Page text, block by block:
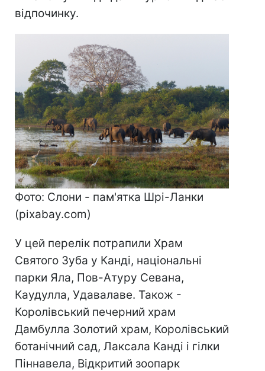
відпочинку.
Фото: Слони - пам'ятка Шрі-Ланки
(pixabay.com)
У цей перелік потрапили Храм
Святого Зуба у Канді, національні
парки Яла, Пов-Атуру Севана,
Каудулла, Удавалаве. Також -
Королівський печерний храм
Дамбулла Золотий храм, Королівський
ботанічний сад, Лаксала Канді і гілки
Піннавела, Відкритий зоопарк